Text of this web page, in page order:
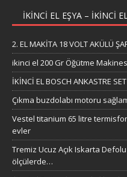
IKINCI EL EŞYA –
2. EL MAKİTA 18 VOLT AKÜLÜ
ikinci el 200 Gr Öğütme
İKİNCİ EL BOSCH ANKASTRE
Çıkma buzdolabı motoru
Vestel titanium 65 litre termisfon
evler
Tremiz Ucuz Açık Iskarta
ölçülerde…